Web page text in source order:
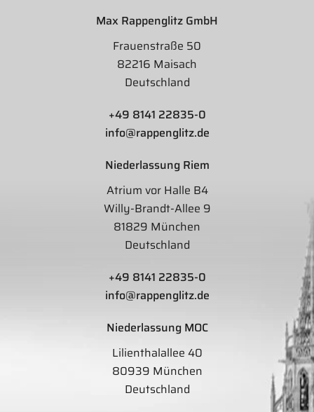
Max Rappenglitz GmbH
Frauenstraße 50
82216 Maisach
Deutschland
+49 8141 22835-0
info@rappenglitz.de
Niederlassung Riem
Atrium vor Halle B4
Willy-Brandt-Allee 9
81829 München
Deutschland
+49 8141 22835-0
info@rappenglitz.de
Niederlassung MOC
Lilienthalallee 40
80939 München
Deutschland